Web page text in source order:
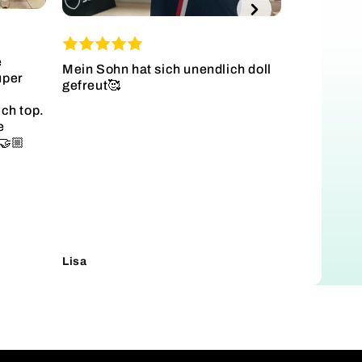
top.
Mein Sohn hat sich unendlich doll
gefreut🥰
Lisa